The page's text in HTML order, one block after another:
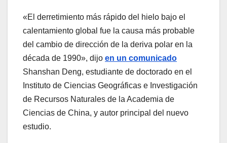
«El derretimiento más rápido del hielo bajo el
calentamiento global fue la causa más probable
del cambio de dirección de la deriva polar en la
década de 1990», dijo en un comunicado
Shanshan Deng, estudiante de doctorado en el
Instituto de Ciencias Geográficas e Investigación
de Recursos Naturales de la Academia de
Ciencias de China, y autor principal del nuevo
estudio.